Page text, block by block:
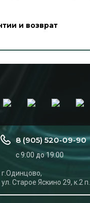
и возврат
8 (905) 520-09-90
с 9:00 до 19:00
г.Одинцово,
ул. Старое Яскино 29, к.2